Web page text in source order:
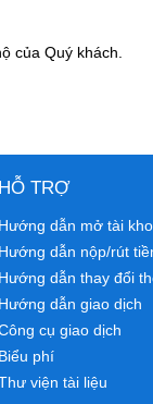
của Quý khách.
HỖ TRỢ
Hướng dẫn mở tài
Hướng dẫn nộp/rút
Hướng dẫn thay đổi
Hướng dẫn giao dịch
cụ giao dịch
Biểu phí
viện tài liệu